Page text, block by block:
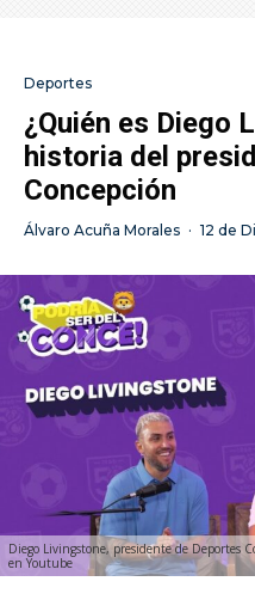
Deportes
¿Quién es Diego
historia del
Concepción
Álvaro Acuña Morales · 12 de
Diego Livingstone, presidente de Deportes
en Youtube